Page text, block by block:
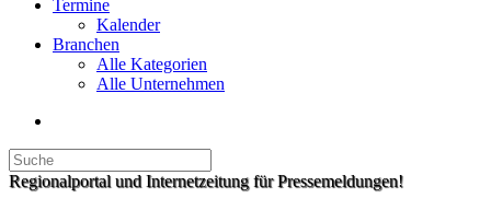
Termine
Kalender
Branchen
Alle Kategorien
Alle Unternehmen
Regionalportal und Internetzeitung für Pressemeldungen!